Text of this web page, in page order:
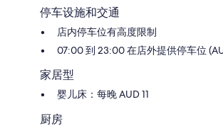
停车设施和交通
店内停车位有高度限制
07:00 到 23:00 在店外提供停车位
家居型
婴儿床：每晚 AUD 11
厨房